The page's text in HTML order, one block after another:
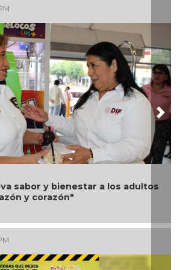
y bienestar a los adultos
Una
Alondra: